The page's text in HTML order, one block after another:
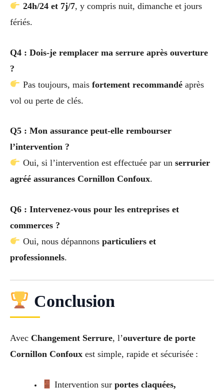
24h/24 et 7j/7, y compris nuit, dimanche et jours
fériés.
Q4 : Dois-je remplacer ma serrure après ouverture
?
Pas toujours, mais fortement recommandéaprès
vol ou perte de clés.
Q5 : Mon assurance peut-elle rembourser
l’intervention ?
Oui, si l’intervention est effectuée par un serrurier
agréé assurances Cornillon Confoux.
Q6 : Intervenez-vous pour les entreprises et
commerces ?
Oui, nous dépannons particuliers et
professionnels.
Conclusion
Avec Changement Serrure, l’ouverture de porte
Cornillon Confoux est simple, rapide et sécurisée :
Intervention surportes claquées,